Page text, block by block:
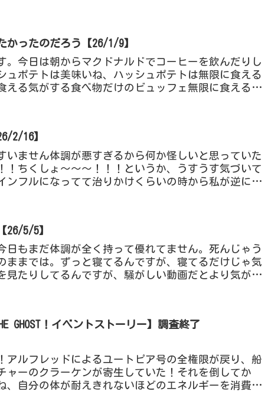
かったのだろう【26/1/9】
。今日は朝からマクドナルドでコーヒーを飲んだりし
ュポテトは美味いね、ハッシュポテトは無限に食える
える気がする食べ物だけのビュッフェ無限に食える気
2/16】
いません体調が悪すぎるから何か怪しいと思っていた
！ちくしょ～～～！！！というか、うすうす気づいて
ンフルになってて治りかけくらいの時から私が逆に体
26/5/5】
日もまだ体調が全く持って優れてません。死んじゃう
ままでは。ずっと寝てるんですが、寝てるだけじゃ気
見たりしてるんですが、騒がしい動画だとより気が狂
GHOST！イベントストーリー】調査終了
アルフレッドによるユートピア号の全権限が戻り、船
ャーのクラーケンが寄生していた！それを倒してか
自分の体が耐えきれないほどのエネルギーを消費す